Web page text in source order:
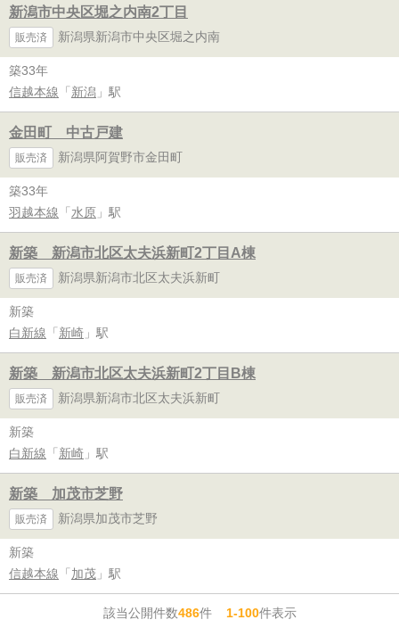
新潟市中央区堀之内南2丁目
販売済 新潟県新潟市中央区堀之内南
築33年
信越本線 「 新潟 」駅
金田町 中古戸建
販売済 新潟県阿賀野市金田町
築33年
羽越本線 「 水原 」駅
新築 新潟市北区太夫浜新町2丁目A棟
販売済 新潟県新潟市北区太夫浜新町
新築
白新線 「 新崎 」駅
新築 新潟市北区太夫浜新町2丁目B棟
販売済 新潟県新潟市北区太夫浜新町
新築
白新線 「 新崎 」駅
新築 加茂市芝野
販売済 新潟県加茂市芝野
新築
信越本線 「 加茂 」駅
該当公開件数486件1-100件表示